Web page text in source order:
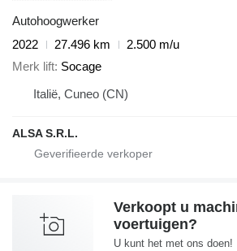
Autohoogwerker
2022
27.496 km
2.500 m/u
Merk lift Socage
Italië, Cuneo (CN)
ALSA S.R.L.
Verkoopt u
voertuigen?
U kunt het met ons doen!